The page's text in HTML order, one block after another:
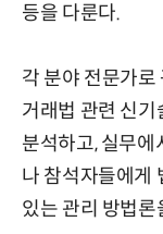
등을 다룬다.
각 분야 전문가
거래법 관련 신
분석하고, 실무에
나 참석자들에게
있는 관리 방법